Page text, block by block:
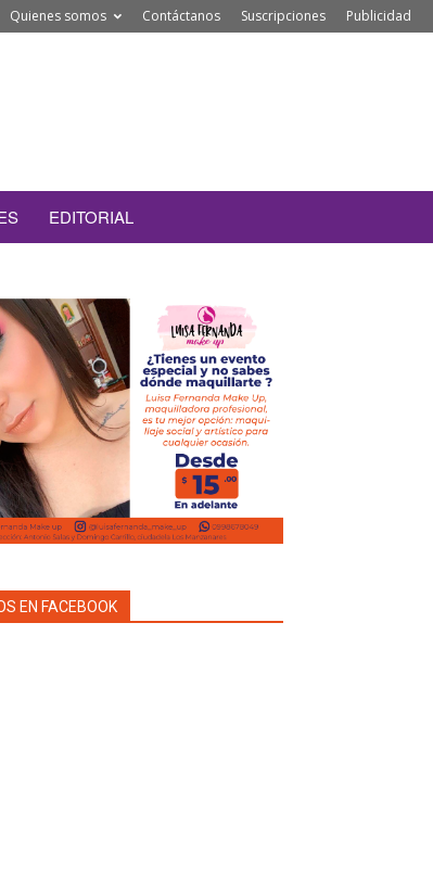
Quienes somos Contáctanos Suscripciones Publicidad
EDITORIAL
EN FACEBOOK